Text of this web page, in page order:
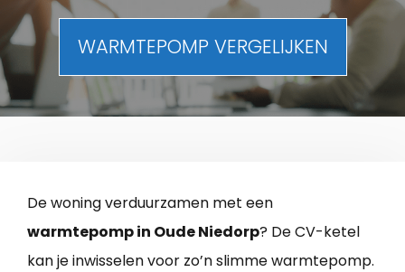
WARMTEPOMP VERGELIJKEN
De woning verduurzamen met een
warmtepomp in Oude Niedorp? De CV-ketel
kan je inwisselen voor zo’n slimme warmtepomp.